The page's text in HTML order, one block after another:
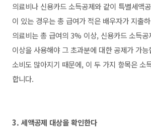
의료비나 신용카드 소득공제와 같이 특별세액
이 있는 경우는 총 급여가 적은 배우자가 지출
의료비는 총 급여의 3% 이상, 신용카드 소득
이상을 사용해야 그 초과분에 대한 공제가 가
소비도 많아지기 때문에, 이 두 가지 항목은 소
합니다.
3. 세액공제 대상을 확인한다